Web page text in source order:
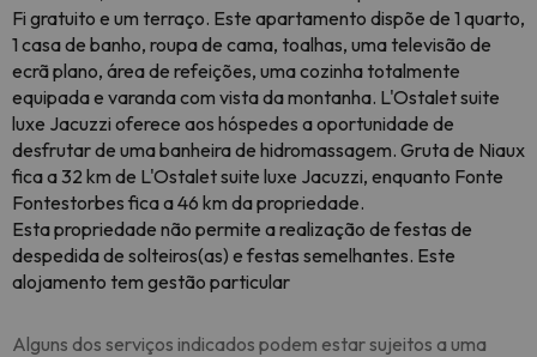
Fi gratuito e um terraço. Este apartamento dispõe de 1 quarto,
1 casa de banho, roupa de cama, toalhas, uma televisão de
ecrã plano, área de refeições, uma cozinha totalmente
equipada e varanda com vista da montanha. L'Ostalet suite
luxe Jacuzzi oferece aos hóspedes a oportunidade de
desfrutar de uma banheira de hidromassagem. Gruta de Niaux
fica a 32 km de L'Ostalet suite luxe Jacuzzi, enquanto Fonte
Fontestorbes fica a 46 km da propriedade.
Esta propriedade não permite a realização de festas de
despedida de solteiros(as) e festas semelhantes. Este
alojamento tem gestão particular
Alguns dos serviços indicados podem estar sujeitos a uma